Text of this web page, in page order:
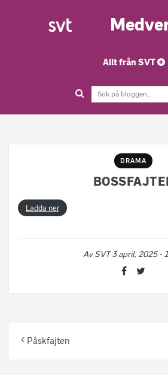
Allt från SVT
DRAMA
Ladda ner
AvSVT 3 april, 2025 -
Påskfajten